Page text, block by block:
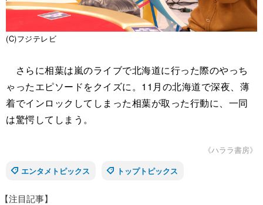
(C)フジテレビ
さらに相葉は嵐のライブで北海道に行った際のやっち
ゃったエピソードをクイズに。11月の北海道で深夜、薄
着でインロックしてしまった相葉が取った行動に、一同
は驚愕してしまう。
《ハララ書房》
エンタメトピックス
トップトピックス
【注目記事】